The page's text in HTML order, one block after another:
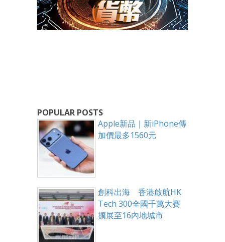
POPULAR POSTS
Apple新品｜新iPhone傳
加價最多1560元
創科出海 香港啟航HK
Tech 300全國千萬大賽
擴展至16內地城市